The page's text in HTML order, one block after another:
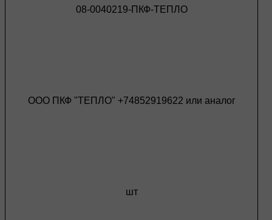
08-0040219-ПКФ-ТЕПЛО
ООО ПКФ "ТЕПЛО" +74852919622 или аналог
шт